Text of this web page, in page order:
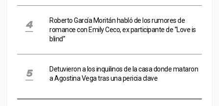
Roberto García Moritán habló de los rumores de
romance con Emily Ceco, ex participante de “Love is
blind”
Detuvieron a los inquilinos de la casa donde mataron
a Agostina Vega tras una pericia clave